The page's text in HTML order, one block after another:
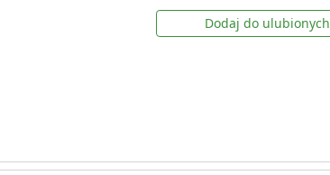
Dodaj do ulubionych